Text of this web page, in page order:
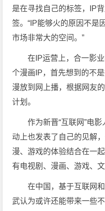
是在寻找自己的标签，IP
签。“IP能够火的原因不是
市场非常大的空间。”
在IP运营上，合一影
个漫画IP，首先想到的不
漫放到网上播，根据网友
计划。
作为新晋“互联网”电
动上也发表了自己的见解
漫、游戏的体验结合在一
有电视剧、漫画、游戏、
在中国，基于互联网
武认为或许还能带来一些